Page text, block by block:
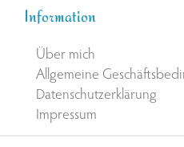
Information
Über mich
Allgemeine
Datenschutzerklärung
Impressum